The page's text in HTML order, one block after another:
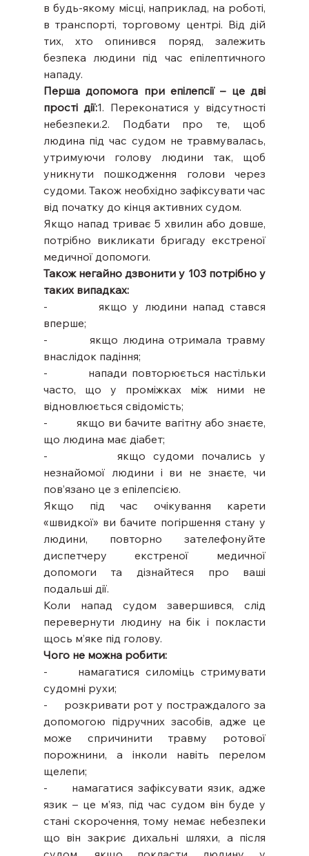
в будь-якому місці, наприклад, на роботі,
в транспорті, торговому центрі. Від дій
тих, хто опинився поряд, залежить
безпека людини під час епілептичного
нападу.
Перша допомога при епілепсії – це дві
прості дії:1. Переконатися у відсутності
небезпеки.2. Подбати про те, щоб
людина під час судом не травмувалась,
утримуючи голову людини так, щоб
уникнути пошкодження голови через
судоми. Також необхідно зафіксувати час
від початку до кінця активних судом.
Якщо напад триває 5 хвилин або довше,
потрібно викликати бригаду екстреної
медичної допомоги.
Також негайно дзвонити у 103 потрібно у
таких випадках:
-         якщо у людини напад стався
вперше;
-         якщо людина отримала травму
внаслідок падіння;
-         напади повторюється настільки
часто, що у проміжках між ними не
відновлюється свідомість;
-         якщо ви бачите вагітну або знаєте,
що людина має діабет;
-         якщо судоми почались у
незнайомої людини і ви не знаєте, чи
пов’язано це з епілепсією.
Якщо під час очікування карети
«швидкої» ви бачите погіршення стану у
людини, повторно зателефонуйте
диспетчеру екстреної медичної
допомоги та дізнайтеся про ваші
подальші дії.
Коли напад судом завершився, слід
перевернути людину на бік і покласти
щось м’яке під голову.
Чого не можна робити:
-     намагатися силоміць стримувати
судомні рухи;
-     розкривати рот у постраждалого за
допомогою підручних засобів, адже це
може спричинити травму ротової
порожнини, а інколи навіть перелом
щелепи;
-     намагатися зафіксувати язик, адже
язик – це м’яз, під час судом він буде у
стані скорочення, тому немає небезпеки
що він закриє дихальні шляхи, а після